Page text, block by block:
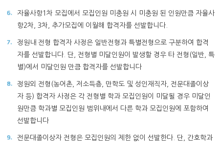
자율사항1차 모집에서 모집인원 미충원 시 미충원 된 인원만큼 자율사
항2차, 3차, 추가모집에 이월해 합격자를 선발합니다.
정원내 전형 합격자 사정은 일반전형과 특별전형으로 구분하여 합격
자를 선발합니다. 단, 전형별 미달인원이 발생할 경우 타 전형(일반, 특
별)에서 미달인원 만큼 합격자를 선발합니다
정원외 전형(농어촌, 저소득층, 만학도 및 성인재직자, 전문대졸이상
자 등) 합격자 사정은 각 전형별 학과 모집인원이 미달될 경우 미달인
원만큼 학과별 모집인원 범위내에서 다른 학과 모집인원에 포함하여
선발합니다
전문대졸이상자 전형은 모집인원의 제한 없이 선발한다. 단, 간호학과